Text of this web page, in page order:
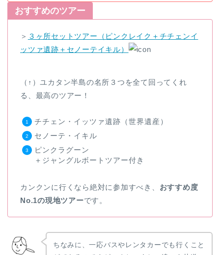
おすすめのツアー
＞ ３ヶ所セットツアー（ピンクレイク＋チチェンイ
ッツァ遺跡＋セノーテイキル）
（↑）ユカタン半島の名所３つを全て回ってくれ
る、最高のツアー！
チチェン・イッツァ遺跡（世界遺産）
セノーテ・イキル
ピンクラグーン
＋ジャングルボートツアー付き
カンクンに行くなら絶対に参加すべき、 おすすめ度
No.1の現地ツアーです。
ちなみに、一応バスやレンタカーでも行くこと